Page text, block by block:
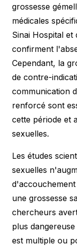
grossesse
médicales
Sinai Hospital
confirment
Cependant, la
de contre-
communication
renforcé sont
cette période et
sexuelles.
Les études
sexuelles
une grossesse
chercheurs
plus
est multiple ou